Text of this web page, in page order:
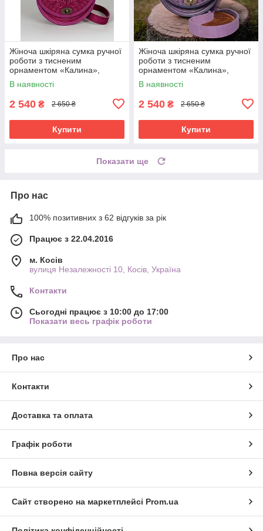
Жіноча шкіряна сумка ручної
роботи з тисненим
орнаментом «Калина»,
рожева (фуксія) сумка з
натуральної шкіри, 20*21*8
В наявності
2 540 ₴ 2 650 ₴
Купити
Жіноча шкіряна сумка ручної
роботи з тисненим
орнаментом «Калина»,
фіолетова сумка з
натуральної шкіри, 20*21*8
В наявності
2 540 ₴ 2 650 ₴
Купити
Показати ще
Про нас
100% позитивних з 62 відгуків за рік
Працює з 22.04.2016
м. Косів
вулиця Незалежності 10, Косів, Україна
Контакти
Сьогодні працює з 10:00 до 17:00
Показати весь графік роботи
Про нас
Контакти
Доставка та оплата
Графік роботи
Повна версія сайту
Сайт створено на маркетплейсі Prom.ua